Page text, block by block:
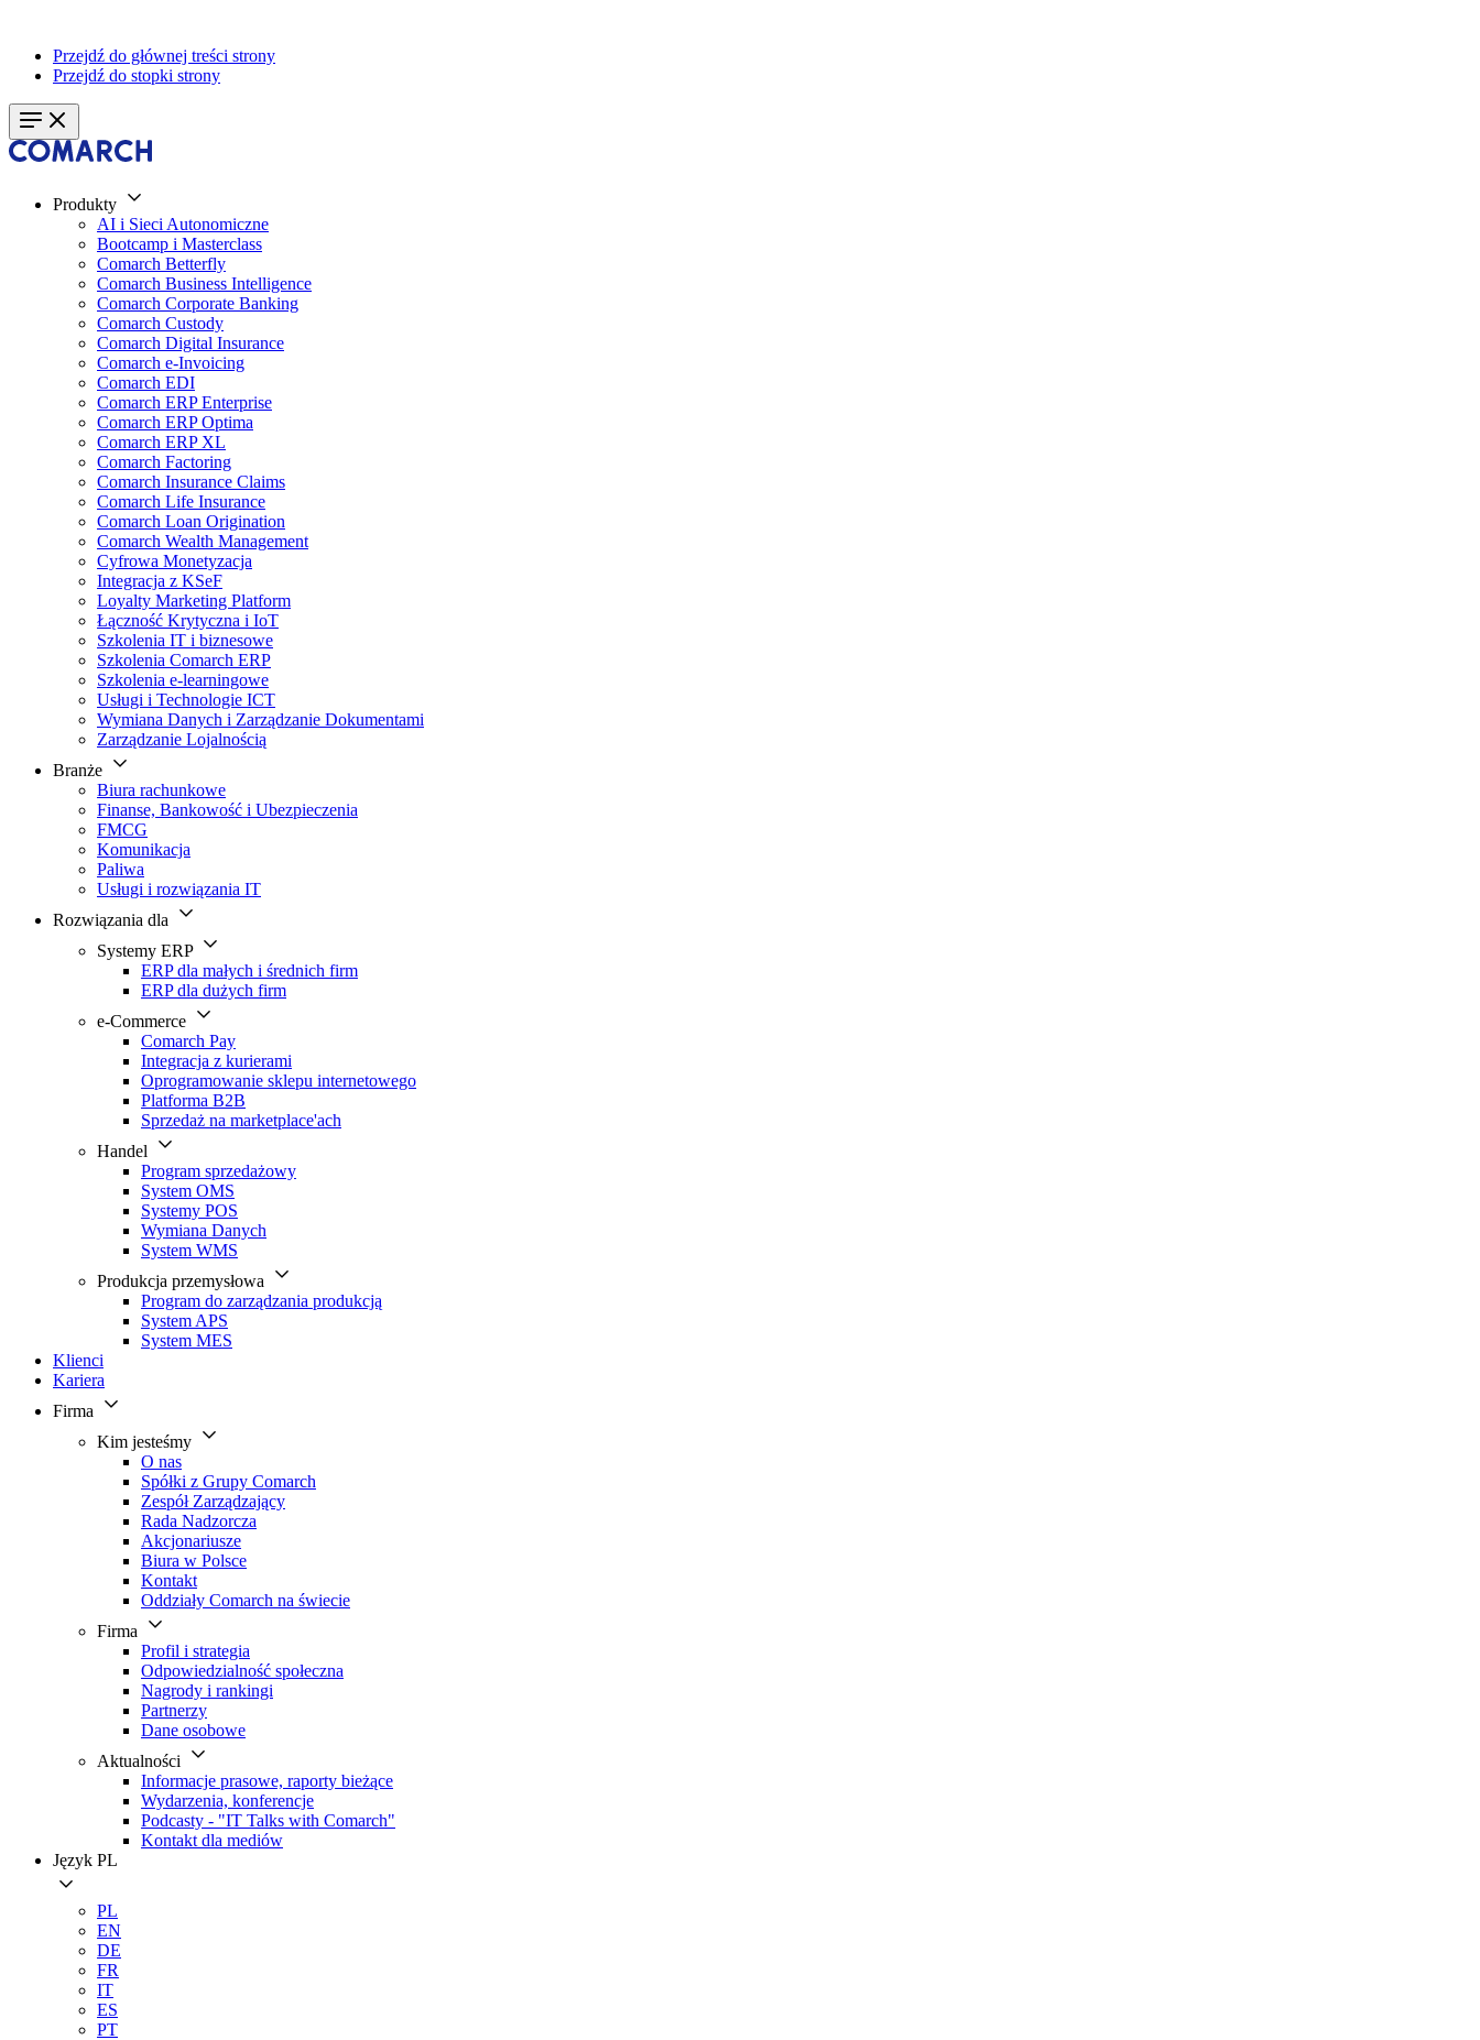
Przejdź do głównej treści strony
Przejdź do stopki strony
Produkty
AI i Sieci Autonomiczne
Bootcamp i Masterclass
Comarch Betterfly
Comarch Business Intelligence
Comarch Corporate Banking
Comarch Custody
Comarch Digital Insurance
Comarch e-Invoicing
Comarch EDI
Comarch ERP Enterprise
Comarch ERP Optima
Comarch ERP XL
Comarch Factoring
Comarch Insurance Claims
Comarch Life Insurance
Comarch Loan Origination
Comarch Wealth Management
Cyfrowa Monetyzacja
Integracja z KSeF
Loyalty Marketing Platform
Łączność Krytyczna i IoT
Szkolenia IT i biznesowe
Szkolenia Comarch ERP
Szkolenia e-learningowe
Usługi i Technologie ICT
Wymiana Danych i Zarządzanie Dokumentami
Zarządzanie Lojalnością
Branże
Biura rachunkowe
Finanse, Bankowość i Ubezpieczenia
FMCG
Komunikacja
Paliwa
Usługi i rozwiązania IT
Rozwiązania dla
Systemy ERP
ERP dla małych i średnich firm
ERP dla dużych firm
e-Commerce
Comarch Pay
Integracja z kurierami
Oprogramowanie sklepu internetowego
Platforma B2B
Sprzedaż na marketplace'ach
Handel
Program sprzedażowy
System OMS
Systemy POS
Wymiana Danych
System WMS
Produkcja przemysłowa
Program do zarządzania produkcją
System APS
System MES
Klienci
Kariera
Firma
Kim jesteśmy
O nas
Spółki z Grupy Comarch
Zespół Zarządzający
Rada Nadzorcza
Akcjonariusze
Biura w Polsce
Kontakt
Oddziały Comarch na świecie
Firma
Profil i strategia
Odpowiedzialność społeczna
Nagrody i rankingi
Partnerzy
Dane osobowe
Aktualności
Informacje prasowe, raporty bieżące
Wydarzenia, konferencje
Podcasty - "IT Talks with Comarch"
Kontakt dla mediów
Język PL
PL
EN
DE
FR
IT
ES
PT